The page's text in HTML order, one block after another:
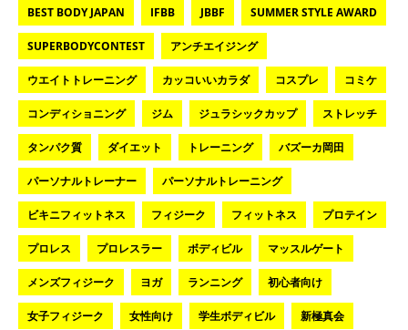
BEST BODY JAPAN IFBB JBBF SUMMER STYLE AWARD
SUPERBODYCONTEST アンチエイジング
ウエイトトレーニング カッコいいカラダ コスプレ コミケ
コンディショニング ジム ジュラシックカップ ストレッチ
タンパク質 ダイエット トレーニング バズーカ岡田
パーソナルトレーナー パーソナルトレーニング
ビキニフィットネス フィジーク フィットネス プロテイン
プロレス プロレスラー ボディビル マッスルゲート
メンズフィジーク ヨガ ランニング 初心者向け
女子フィジーク 女性向け 学生ボディビル 新極真会